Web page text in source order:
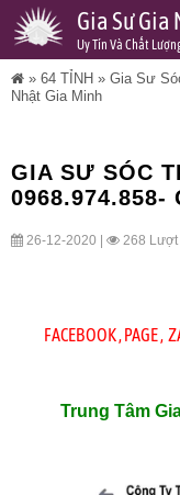
Gia Sư Gia
Uy Tín Và Chất
» 64 TỈNH » Gia Sư
Nhật Gia Minh
GIA SƯ SÓC
0968.974.858-
26-12-2020 | 268 Lượt
FACEBOOK,PAGE,
Trung Tâm